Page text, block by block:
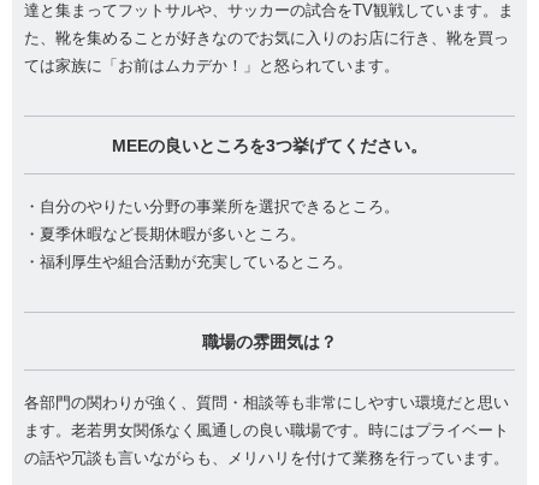
達と集まってフットサルや、サッカーの試合をTV観戦しています。ま
た、靴を集めることが好きなのでお気に入りのお店に行き、靴を買っ
ては家族に「お前はムカデか！」と怒られています。
MEEの良いところを3つ挙げてください。
・自分のやりたい分野の事業所を選択できるところ。
・夏季休暇など長期休暇が多いところ。
・福利厚生や組合活動が充実しているところ。
職場の雰囲気は？
各部門の関わりが強く、質問・相談等も非常にしやすい環境だと思い
ます。老若男女関係なく風通しの良い職場です。時にはプライベート
の話や冗談も言いながらも、メリハリを付けて業務を行っています。